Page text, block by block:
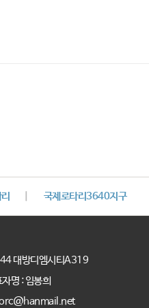
국제로타리3640지구
대방디엠시티A319
자명 :임봉희